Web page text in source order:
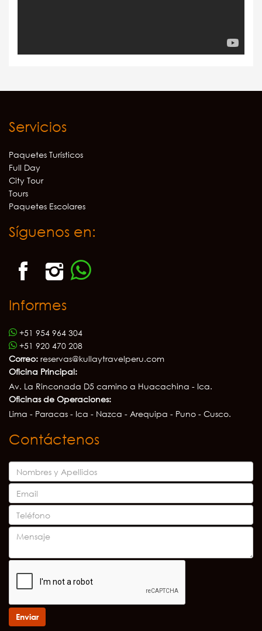
Servicios
Paquetes Turísticos
Full Day
City Tour
Tours
Paquetes Escolares
Síguenos en:
Informes
+51 954 964 304
+51 920 470 208
Correo: reservas@kullaytravelperu.com
Oficina Principal:
Av. La Rinconada D5 camino a Huacachina - Ica.
Oficinas de Operaciones:
Lima - Paracas - Ica - Nazca - Arequipa - Puno - Cusco.
Contáctenos
Enviar